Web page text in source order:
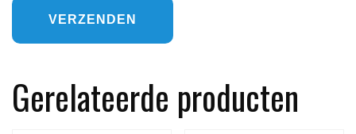
Gerelateerde producten